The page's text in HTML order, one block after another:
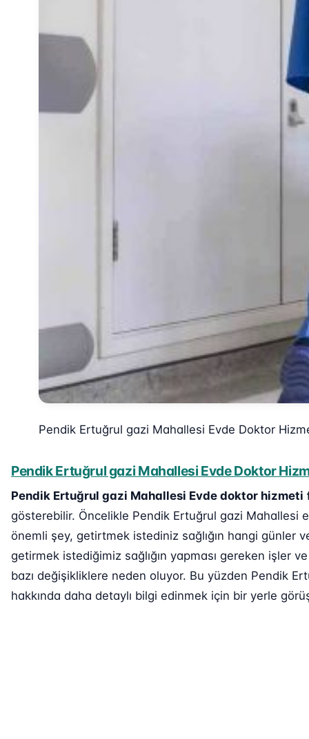
Pendik Ertuğrul gazi Mahallesi Evde Doktor
Pendik Ertuğrul gazi Mahallesi Evde Doktor
Pendik Ertuğrul gazi Mahallesi Evde doktor hizmeti
gösterebilir. Öncelikle Pendik Ertuğrul gazi Mahallesi
önemli şey, getirtmek istediniz sağlığın hangi günler
getirmek istediğimiz sağlığın yapması gereken işler
bazı değişikliklere neden oluyor. Bu yüzden Pendik
hakkında daha detaylı bilgi edinmek için bir yerle